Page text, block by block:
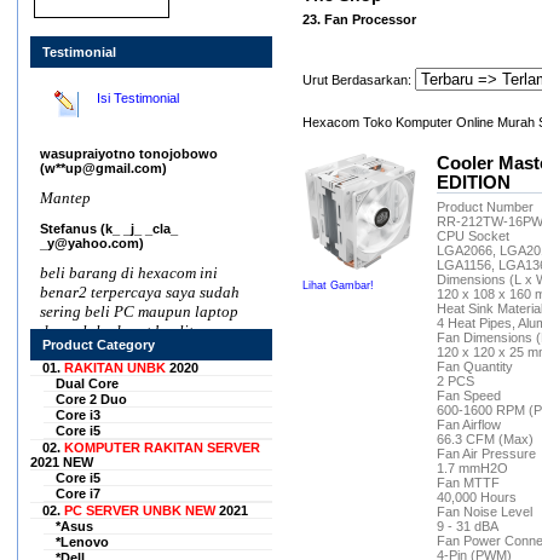
Testimonial
Isi Testimonial
wasupraiyotno tonojobowo
(w**up@gmail.com)
Mantep
Stefanus (k_ _j_ _cla_
_y@yahoo.com)
beli barang di hexacom ini
benar2 terpercaya saya sudah
sering beli PC maupun laptop
dan selalu dapat kualitas
bagus dengan harga
terjangkau, rekomended seller
nih
H. L. Saprihadi
(sap____xx___@gmail.com)
Situs ini sangat tepercaya.
Semula sy agak meragukan
situs ini, karena tidak mau
menggunakan pihak ke tiga.
Tetapi sy coba membeli untuk
Product Category
01. RAKITAN UNBK 2020
Dual Core
Core 2 Duo
Core i3
Core i5
02. KOMPUTER RAKITAN SERVER
2021 NEW
Core i5
Core i7
02. PC SERVER UNBK NEW2021
*Asus
*Lenovo
23. Fan Processor
Urut Berdasarkan:
Hexacom Toko Komputer Online Murah
Lihat Gambar!
Cooler
EDITION
Product Number
RR-212TW-
CPU Socket
LGA2066,
LGA1156,
Dimensions (L x
120 x 108 x 160
Heat Sink Material
4 Heat Pipes,
Fan Dimensions
120 x 120 x 25
Fan Quantity
2 PCS
Fan Speed
600-1600 RPM
Fan Airflow
66.3 CFM (Max)
Fan Air Pressure
1.7 mmH2O
Fan MTTF
40,000 Hours
Fan Noise Level
9 - 31 dBA
Fan Power
4-Pin (PWM)